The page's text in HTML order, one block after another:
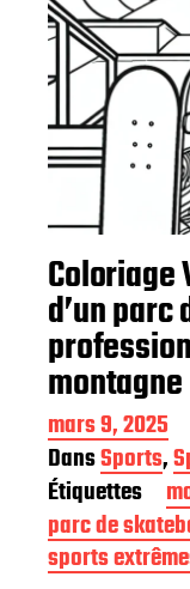
Coloriage
d’un
montagne
D
a
t
e
d
e
p
mars 9, 2025
DansSports,
Étiquettes
parc de
sports